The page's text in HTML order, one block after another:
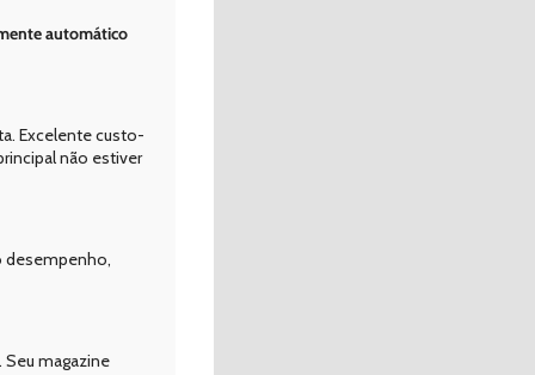
automático
Excelente custo-
não estiver
desempenho,
. Seu magazine